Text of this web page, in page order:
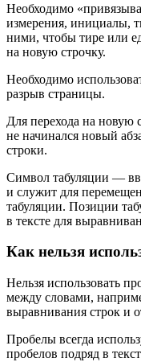
Необходимо
измерения, инициалы,
ними, чтобы тире или
на новую строчку.
Необходимо
разрыв страницы.
Для перехода на новую
не начинался новый
строки.
Символ табуляции —
и служит для
табуляции. Позиции
в тексте для
Как нельзя
Нельзя использовать
между словами,
выравнивания строк и
Пробелы всегда
пробелов подряд в